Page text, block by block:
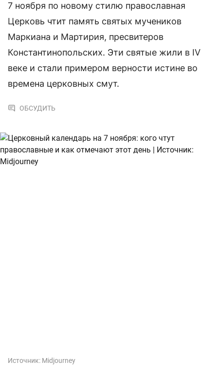
7 ноября по новому стилю православная
Церковь чтит память святых мучеников
Маркиана и Мартирия, пресвитеров
Константинопольских. Эти святые жили в IV
веке и стали примером верности истине во
времена церковных смут.
ОБСУДИТЬ
Источник: Midjourney